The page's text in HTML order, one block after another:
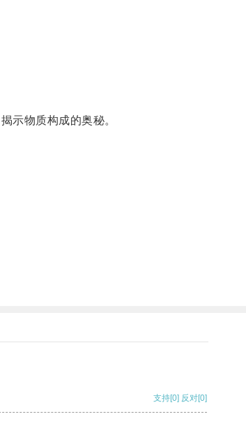
示物质构成的奥秘。
支持[0] 反对[0]